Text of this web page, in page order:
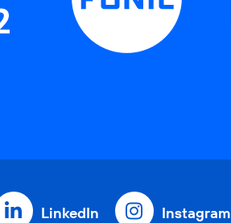
LinkedIn Instagram